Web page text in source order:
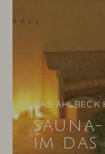
SAUNA-
IM DAS
DAS AHLBECK